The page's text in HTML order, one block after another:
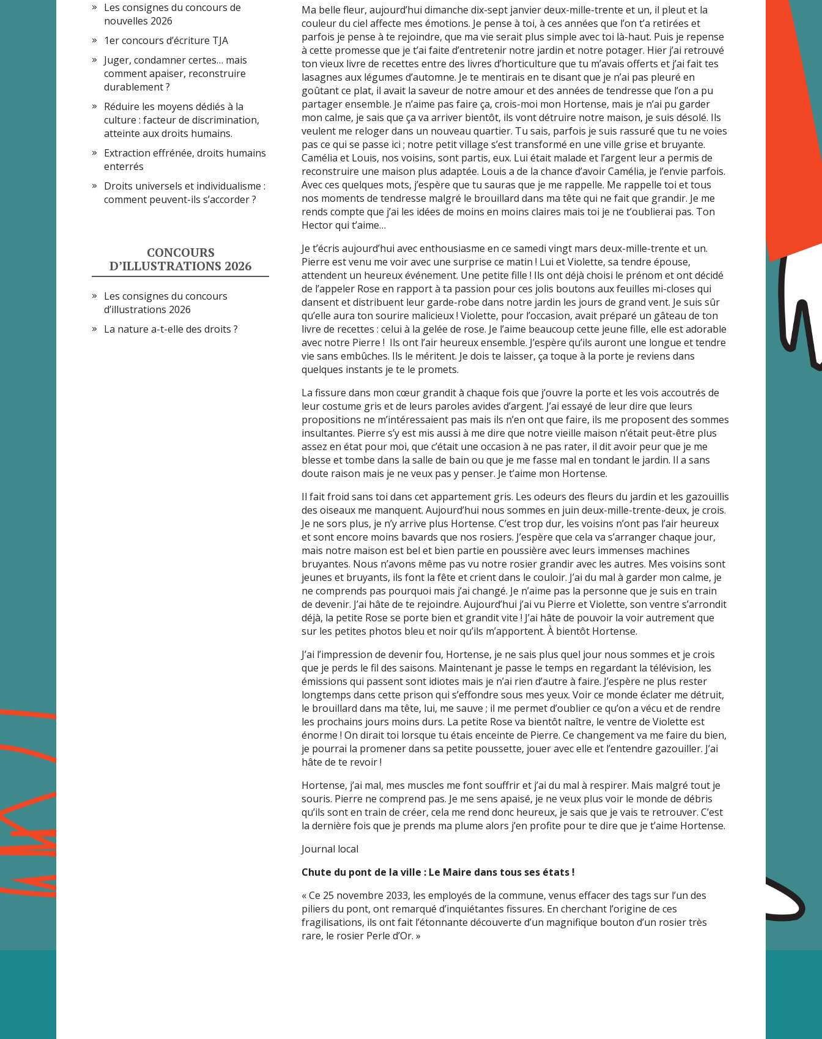
Ma belle fleur, aujourd’hui dimanche dix-sept janvier deux-mille-trente et un, il pleut et la
couleur du ciel affecte mes émotions. Je pense à toi, à ces années que l’on t’a retirées et
parfois je pense à te rejoindre, que ma vie serait plus simple avec toi là-haut. Puis je repense
à cette promesse que je t’ai faite d’entretenir notre jardin et notre potager. Hier j’ai retrouvé
ton vieux livre de recettes entre des livres d’horticulture que tu m’avais offerts et j’ai fait tes
lasagnes aux légumes d’automne. Je te mentirais en te disant que je n’ai pas pleuré en
goûtant ce plat, il avait la saveur de notre amour et des années de tendresse que l’on a pu
partager ensemble. Je n’aime pas faire ça, crois-moi mon Hortense, mais je n’ai pu garder
mon calme, je sais que ça va arriver bientôt, ils vont détruire notre maison, je suis désolé. Ils
veulent me reloger dans un nouveau quartier. Tu sais, parfois je suis rassuré que tu ne voies
pas ce qui se passe ici ; notre petit village s’est transformé en une ville grise et bruyante.
Camélia et Louis, nos voisins, sont partis, eux. Lui était malade et l’argent leur a permis de
reconstruire une maison plus adaptée. Louis a de la chance d’avoir Camélia, je l’envie parfois.
Avec ces quelques mots, j’espère que tu sauras que je me rappelle. Me rappelle toi et tous
nos moments de tendresse malgré le brouillard dans ma tête qui ne fait que grandir. Je me
rends compte que j’ai les idées de moins en moins claires mais toi je ne t’oublierai pas. Ton
Hector qui t’aime…
Je t’écris aujourd’hui avec enthousiasme en ce samedi vingt mars deux-mille-trente et un.
Pierre est venu me voir avec une surprise ce matin ! Lui et Violette, sa tendre épouse,
attendent un heureux événement. Une petite fille ! Ils ont déjà choisi le prénom et ont décidé
de l’appeler Rose en rapport à ta passion pour ces jolis boutons aux feuilles mi-closes qui
dansent et distribuent leur garde-robe dans notre jardin les jours de grand vent. Je suis sûr
qu’elle aura ton sourire malicieux ! Violette, pour l’occasion, avait préparé un gâteau de ton
livre de recettes : celui à la gelée de rose. Je l’aime beaucoup cette jeune fille, elle est adorable
avec notre Pierre ! Ils ont l’air heureux ensemble. J’espère qu’ils auront une longue et tendre
vie sans embûches. Ils le méritent. Je dois te laisser, ça toque à la porte je reviens dans
quelques instants je te le promets.
La fissure dans mon cœur grandit à chaque fois que j’ouvre la porte et les vois accoutrés de
leur costume gris et de leurs paroles avides d’argent. J’ai essayé de leur dire que leurs
propositions ne m’intéressaient pas mais ils n’en ont que faire, ils me proposent des sommes
insultantes. Pierre s’y est mis aussi à me dire que notre vieille maison n’était peut-être plus
assez en état pour moi, que c’était une occasion à ne pas rater, il dit avoir peur que je me
blesse et tombe dans la salle de bain ou que je me fasse mal en tondant le jardin. Il a sans
doute raison mais je ne veux pas y penser. Je t’aime mon Hortense.
Il fait froid sans toi dans cet appartement gris. Les odeurs des fleurs du jardin et les gazouillis
des oiseaux me manquent. Aujourd’hui nous sommes en juin deux-mille-trente-deux, je crois.
Je ne sors plus, je n’y arrive plus Hortense. C’est trop dur, les voisins n’ont pas l’air heureux
et sont encore moins bavards que nos rosiers. J’espère que cela va s’arranger chaque jour,
mais notre maison est bel et bien partie en poussière avec leurs immenses machines
bruyantes. Nous n’avons même pas vu notre rosier grandir avec les autres. Mes voisins sont
jeunes et bruyants, ils font la fête et crient dans le couloir. J’ai du mal à garder mon calme, je
ne comprends pas pourquoi mais j’ai changé. Je n’aime pas la personne que je suis en train
de devenir. J’ai hâte de te rejoindre. Aujourd’hui j’ai vu Pierre et Violette, son ventre s’arrondit
déjà, la petite Rose se porte bien et grandit vite ! J’ai hâte de pouvoir la voir autrement que
sur les petites photos bleu et noir qu’ils m’apportent. À bientôt Hortense.
J’ai l’impression de devenir fou, Hortense, je ne sais plus quel jour nous sommes et je crois
que je perds le fil des saisons. Maintenant je passe le temps en regardant la télévision, les
émissions qui passent sont idiotes mais je n’ai rien d’autre à faire. J’espère ne plus rester
longtemps dans cette prison qui s’effondre sous mes yeux. Voir ce monde éclater me détruit,
le brouillard dans ma tête, lui, me sauve ; il me permet d’oublier ce qu’on a vécu et de rendre
les prochains jours moins durs. La petite Rose va bientôt naître, le ventre de Violette est
énorme ! On dirait toi lorsque tu étais enceinte de Pierre. Ce changement va me faire du bien,
je pourrai la promener dans sa petite poussette, jouer avec elle et l’entendre gazouiller. J’ai
hâte de te revoir !
Hortense, j’ai mal, mes muscles me font souffrir et j’ai du mal à respirer. Mais malgré tout je
souris. Pierre ne comprend pas. Je me sens apaisé, je ne veux plus voir le monde de débris
qu’ils sont en train de créer, cela me rend donc heureux, je sais que je vais te retrouver. C’est
la dernière fois que je prends ma plume alors j’en profite pour te dire que je t’aime Hortense.
Journal local
Chute du pont de la ville : Le Maire dans tous ses états !
« Ce 25 novembre 2033, les employés de la commune, venus effacer des tags sur l’un des
piliers du pont, ont remarqué d’inquiétantes fissures. En cherchant l’origine de ces
fragilisations, ils ont fait l’étonnante découverte d’un magnifique bouton d’un rosier très
rare, le rosier Perle d’Or. »
Les consignes du concours de
nouvelles 2026
1er concours d’écriture TJA
Juger, condamner certes… mais
comment apaiser, reconstruire
durablement ?
Réduire les moyens dédiés à la
culture : facteur de discrimination,
atteinte aux droits humains.
Extraction effrénée, droits humains
enterrés
Droits universels et individualisme :
comment peuvent-ils s’accorder ?
CONCOURS
D’ILLUSTRATIONS 2026
Les consignes du concours
d’illustrations 2026
La nature a-t-elle des droits ?